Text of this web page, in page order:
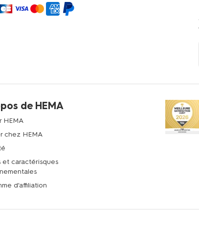
de HEMA
HEMA
chez HEMA
et caractérisques
d'affiliation